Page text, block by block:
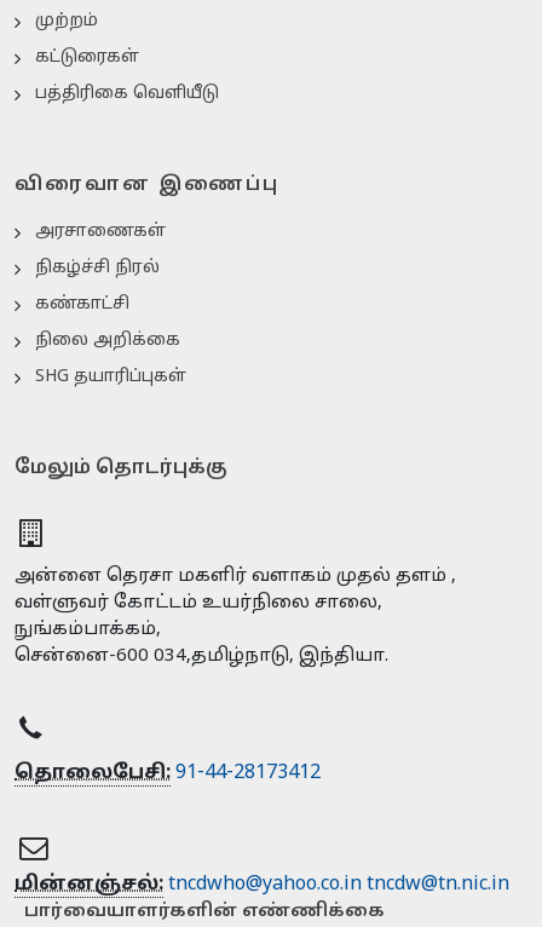
முற்றம்
கட்டுரைகள்
பத்திரிகை வெளியீடு
விரைவான இணைப்பு
அரசாணைகள்
நிகழ்ச்சி நிரல்
கண்காட்சி
நிலை அறிக்கை
SHG தயாரிப்புகள்
மேலும் தொடர்புக்கு
அன்னை தெரசா மகளிர் வளாகம் முதல் தளம் ,
வள்ளுவர் கோட்டம் உயர்நிலை சாலை,
நுங்கம்பாக்கம்,
சென்னை-600 034,தமிழ்நாடு, இந்தியா.
தொலைபேசி: 91-44-28173412
மின்னஞ்சல்: tncdwho@yahoo.co.in tncdw@tn.nic.in
பார்வையாளர்களின் எண்ணிக்கை